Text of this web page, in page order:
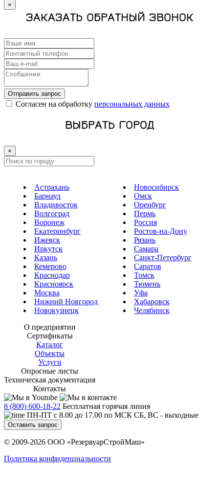
×
ЗАКАЗАТЬ ОБРАТНЫЙ ЗВОНОК
Отправить запрос
Cогласен на обработку персональных данных
ВЫБРАТЬ ГОРОД
×
Астрахань
Барнаул
Владивосток
Волгоград
Воронеж
Екатеринбург
Ижевск
Иркутск
Казань
Кемерово
Краснодар
Красноярск
Москва
Нижний Новгород
Новокузнецк
Новосибирск
Омск
Оренбург
Пермь
Россия
Ростов-на-Дону
Рязань
Самара
Санкт-Петербург
Саратов
Томск
Тюмень
Уфа
Хабаровск
Челябинск
О предприятии
Сертификаты
Каталог
Объекты
Услуги
Опросные листы
Техническая документация
Контакты
8 (800) 600-18-22 Бесплатная горячая линия
ПН-ПТ с 8.00 до 17.00 по МСК СБ, ВС - выходные
Оставить запрос
© 2009-2026 ООО «РезервуарСтройМаш»
Политика конфиденциальности